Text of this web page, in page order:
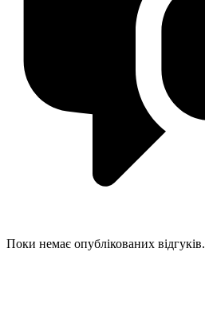
Поки немає опублікованих відгуків.